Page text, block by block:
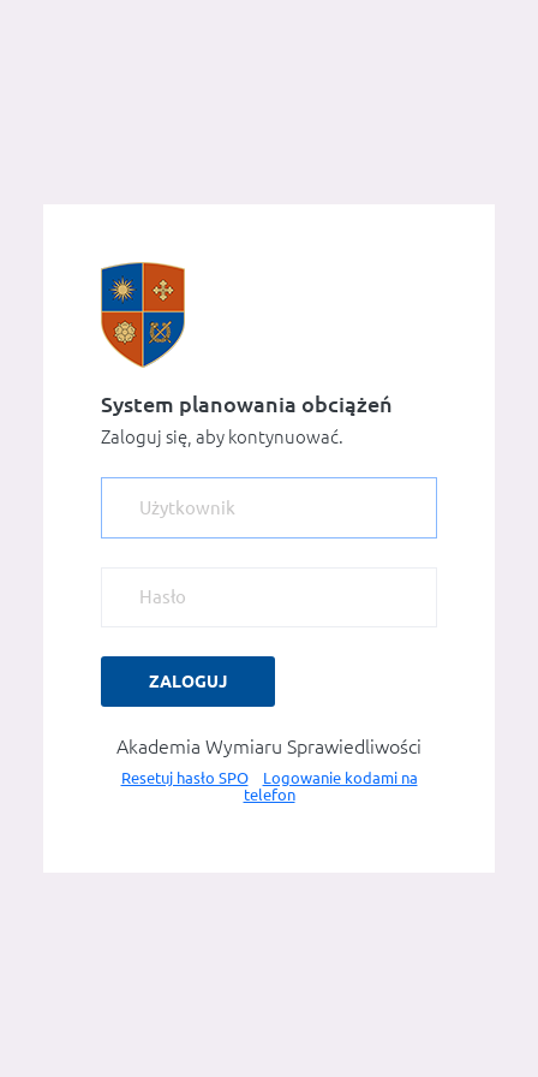
System planowania obciążeń
Zaloguj się, aby kontynuować.
ZALOGUJ
Akademia Wymiaru Sprawiedliwości
Resetuj hasło SPO
Logowanie kodami na
telefon